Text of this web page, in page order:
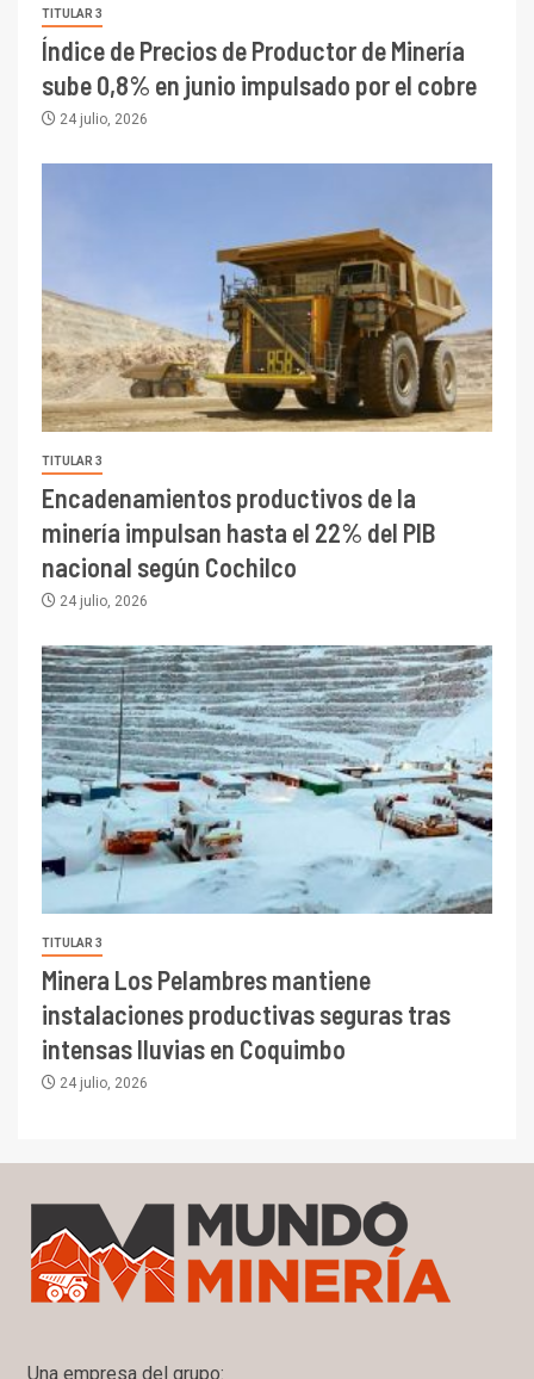
TITULAR 3
Índice de Precios de Productor de Minería
sube 0,8% en junio impulsado por el cobre
24 julio, 2026
TITULAR 3
Encadenamientos productivos de la
minería impulsan hasta el 22% del PIB
nacional según Cochilco
24 julio, 2026
TITULAR 3
Minera Los Pelambres mantiene
instalaciones productivas seguras tras
intensas lluvias en Coquimbo
24 julio, 2026
Una empresa del grupo: